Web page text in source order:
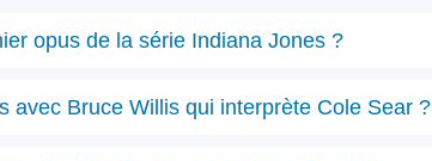
opus de la série Indiana Jones ?
avec Bruce Willis qui interprète Cole Sear ?